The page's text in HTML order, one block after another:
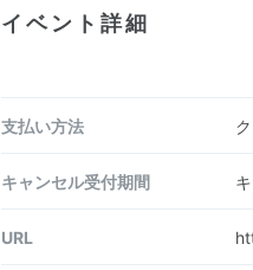
イベント詳細
支払い方法
キャンセル受付期間
URL